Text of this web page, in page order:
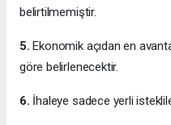
belirtilmemiştir.
5. Ekonomik açıdan en
göre belirlenecektir.
6. İhaleye sadece yerli